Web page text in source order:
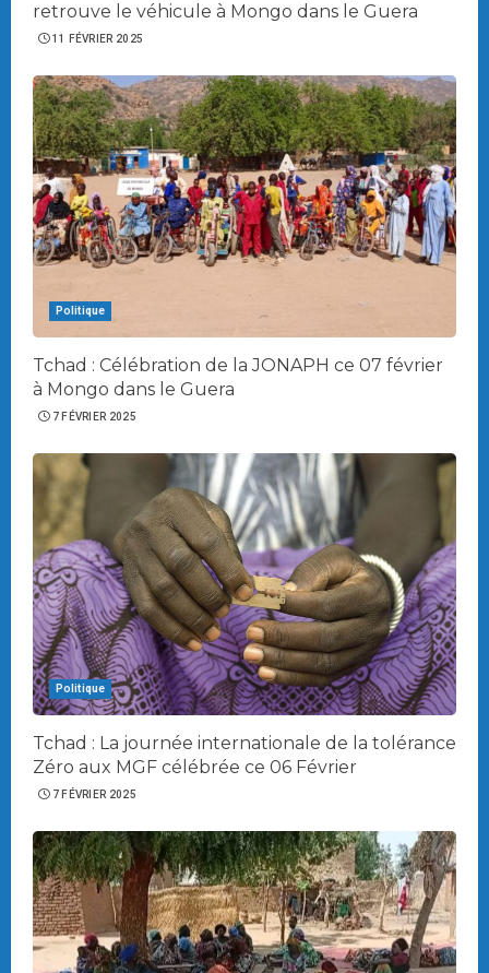
retrouve le véhicule à Mongo dans le Guera
11 FÉVRIER 2025
Politique
Tchad : Célébration de la JONAPH ce 07 février
à Mongo dans le Guera
7 FÉVRIER 2025
Politique
Tchad : La journée internationale de la tolérance
Zéro aux MGF célébrée ce 06 Février
7 FÉVRIER 2025